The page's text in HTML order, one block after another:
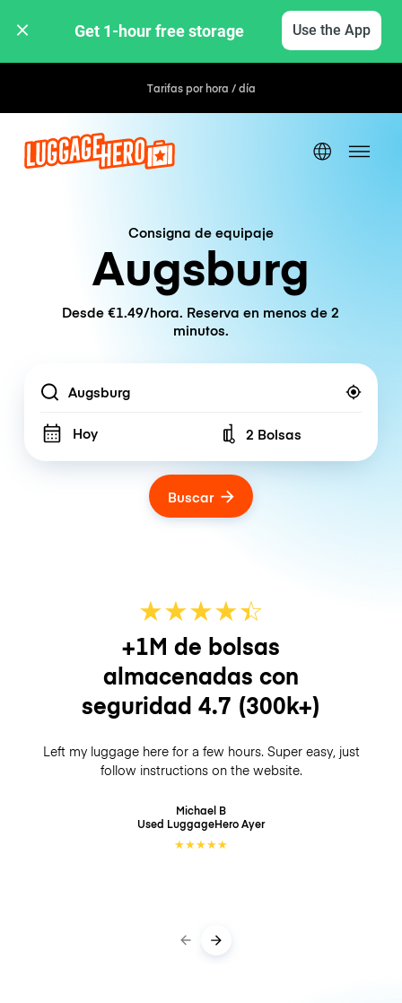
Get 1-hour free storage Use the App
Tarifas por hora / día
Consigna de equipaje
Augsburg
Desde €1.49/hora. Reserva en menos de 2
minutos.
Location
Hoy Number of bags
2 Bolsas
Buscar
★★★★☆
★
+1M de bolsas
almacenadas con
seguridad 4.7 (300k+)
Left my luggage here for a few hours. Super easy, just
follow instructions on the website.
Michael B
Used LuggageHeroAyer
★★★★★